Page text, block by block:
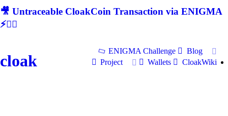
🎥 Untraceable CloakCoin Transaction via ENIGMA
⚡🕵‍♂
cloak
ENIGMA Challenge
Blog
Project
Wallets CloakWiki